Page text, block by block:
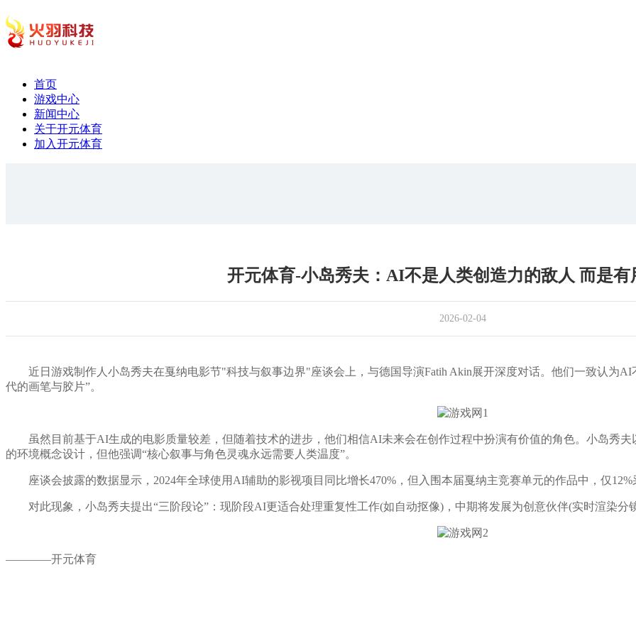
首页
游戏中心
新闻中心
关于开元体育
加入开元体育
开元体育-小岛秀夫：AI不是人类创造力的敌人 而是有
2026-02-04
近日游戏制作人小岛秀夫在戛纳电影节"科技与叙事边界"座谈会上，与德国导演Fatih Akin展开深度对话。他们一致认为AI
代的画笔与胶片”。
虽然目前基于AI生成的电影质量较差，但随着技术的进步，他们相信AI未来会在创作过程中扮演有价值的角色。小岛秀夫
的环境概念设计，但他强调“核心叙事与角色灵魂永远需要人类温度”。
座谈会披露的数据显示，2024年全球使用AI辅助的影视项目同比增长470%，但入围本届戛纳主竞赛单元的作品中，仅
对此现象，小岛秀夫提出“三阶段论”：现阶段AI更适合处理重复性工作(如自动抠像)，中期将发展为创意伙伴(实时渲染分
————开元体育